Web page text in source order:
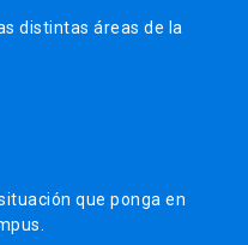
distintas áreas de la
que ponga en